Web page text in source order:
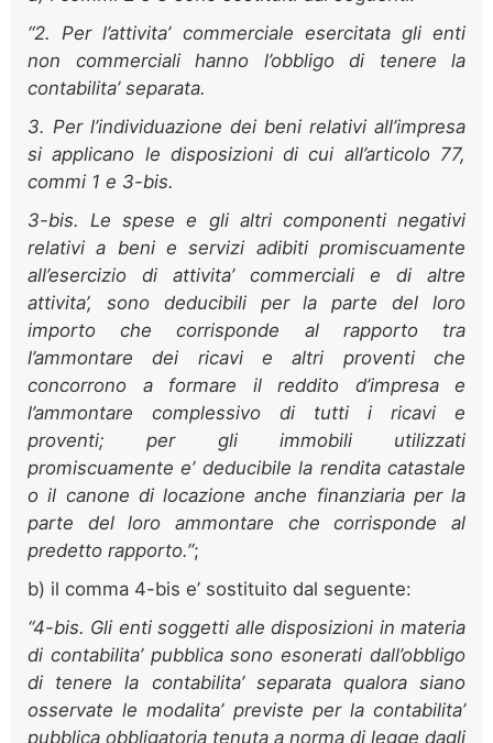
“2. Per l’attivita’ commerciale esercitata gli enti
non commerciali hanno l’obbligo di tenere la
contabilita’ separata.
3. Per l’individuazione dei beni relativi all’impresa
si applicano le disposizioni di cui all’articolo 77,
commi 1 e 3-bis.
3-bis. Le spese e gli altri componenti negativi
relativi a beni e servizi adibiti promiscuamente
all’esercizio di attivita’ commerciali e di altre
attivita’, sono deducibili per la parte del loro
importo che corrisponde al rapporto tra
l’ammontare dei ricavi e altri proventi che
concorrono a formare il reddito d’impresa e
l’ammontare complessivo di tutti i ricavi e
proventi; per gli immobili utilizzati
promiscuamente e’ deducibile la rendita catastale
o il canone di locazione anche finanziaria per la
parte del loro ammontare che corrisponde al
predetto rapporto.”;
b) il comma 4-bis e’ sostituito dal seguente:
“4-bis. Gli enti soggetti alle disposizioni in materia
di contabilita’ pubblica sono esonerati dall’obbligo
di tenere la contabilita’ separata qualora siano
osservate le modalita’ previste per la contabilita’
pubblica obbligatoria tenuta a norma di legge dagli